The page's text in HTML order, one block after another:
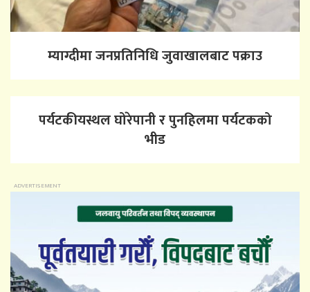
म्याग्दीमा जनप्रतिनिधि जुवाखालबाट पक्राउ
पर्यटकीयस्थल घोरेपानी र पुनहिलमा पर्यटकको
भीड